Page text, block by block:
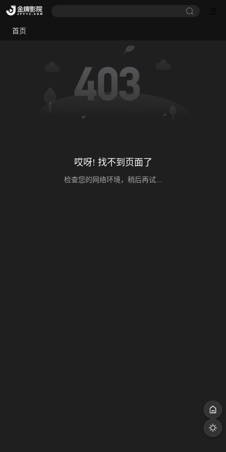
首页
哎呀! 找不到页面了
检查您的网络环境，稍后再试...